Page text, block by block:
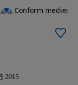
2015
Conform mediei